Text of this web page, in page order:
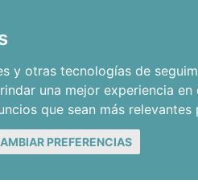
y otras tecnologías de
una mejor experiencia en
que sean más relevantes
PREFERENCIAS